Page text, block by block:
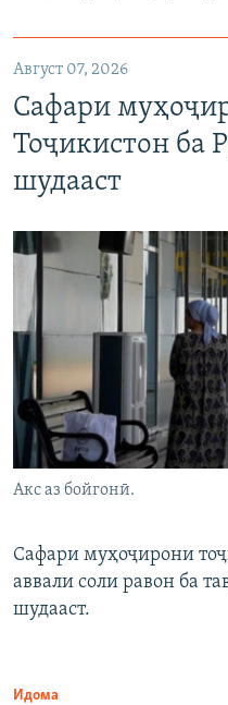
Август 07, 2026
Сафари
Тоҷикистон ба
шудааст
Акс аз бойгонӣ.
Сафари муҳоҷирони
аввали соли равон ба
шудааст.
Идома